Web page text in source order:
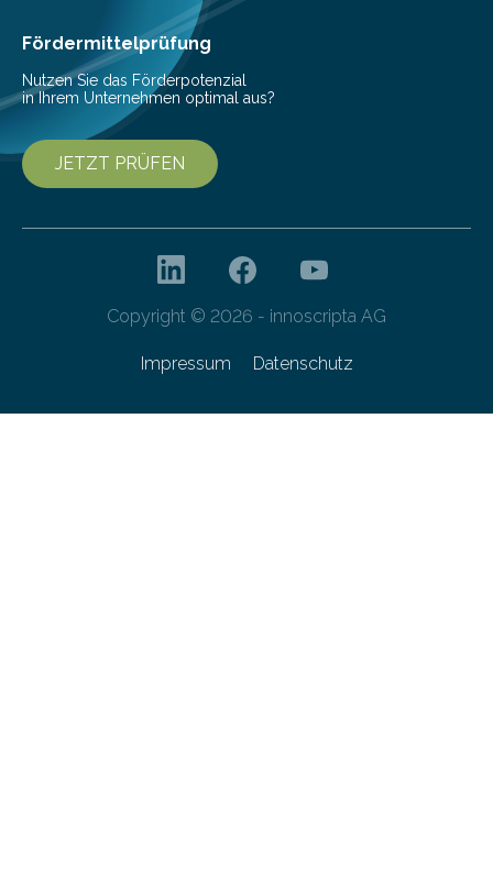
Gebäudetechnik und Hochbau (alle TU Graz) sowie
rosenfelder & höfler…
Fördermittelprüfung
Nutzen Sie das Förderpotenzial
in Ihrem Unternehmen optimal aus?
JETZT PRÜFEN
Copyright © 2026 - innoscripta AG
Impressum Datenschutz